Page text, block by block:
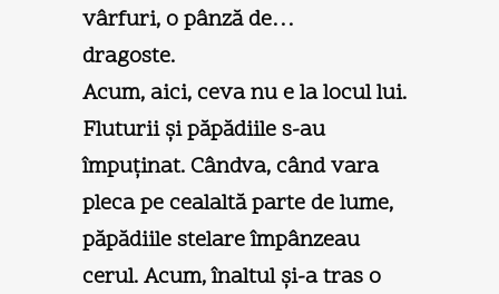
vârfuri, o pânză de…
dragoste.
Acum, aici, ceva nu e la locul lui.
Fluturii şi păpădiile s-au
împuţinat. Cândva, când vara
pleca pe cealaltă parte de lume,
păpădiile stelare împânzeau
cerul. Acum, înaltul şi-a tras o